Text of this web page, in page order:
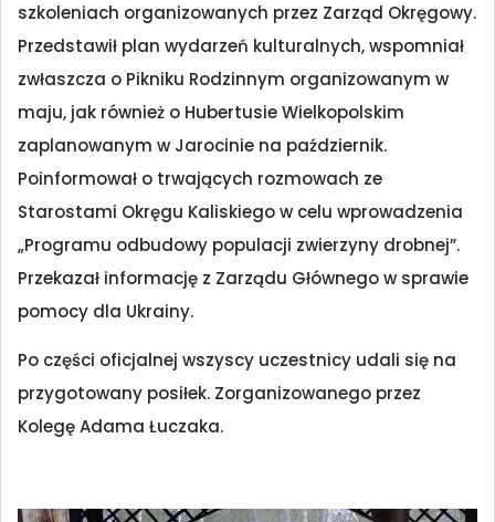
szkoleniach organizowanych przez Zarząd Okręgowy.
Przedstawił plan wydarzeń kulturalnych, wspomniał
zwłaszcza o Pikniku Rodzinnym organizowanym w
maju, jak również o Hubertusie Wielkopolskim
zaplanowanym w Jarocinie na październik.
Poinformował o trwających rozmowach ze
Starostami Okręgu Kaliskiego w celu wprowadzenia
„Programu odbudowy populacji zwierzyny drobnej”.
Przekazał informację z Zarządu Głównego w sprawie
pomocy dla Ukrainy.
Po części oficjalnej wszyscy uczestnicy udali się na
przygotowany posiłek. Zorganizowanego przez
Kolegę Adama Łuczaka.